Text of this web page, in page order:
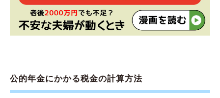
公的年金にかかる税金の計算方法